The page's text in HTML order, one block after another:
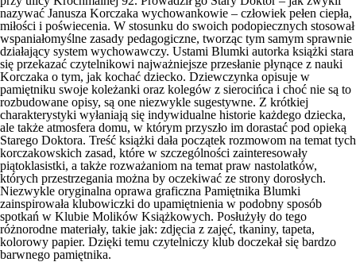
nazywać Janusza Korczaka wychowankowie – człowiek pełen ciepła,
miłości i poświecenia. W stosunku do swoich podopiecznych stosował
wspaniałomyślne zasady pedagogiczne, tworząc tym samym sprawnie
działający system wychowawczy. Ustami Blumki autorka książki stara
się przekazać czytelnikowi najważniejsze przesłanie płynące z nauki
Korczaka o tym, jak kochać dziecko. Dziewczynka opisuje w
pamiętniku swoje koleżanki oraz kolegów z sierocińca i choć nie są to
rozbudowane opisy, są one niezwykle sugestywne. Z krótkiej
charakterystyki wyłaniają się indywidualne historie każdego dziecka,
ale także atmosfera domu, w którym przyszło im dorastać pod opieką
Starego Doktora. Treść książki dała początek rozmowom na temat tych
korczakowskich zasad, które w szczególności zainteresowały
piątoklasistki, a także rozważaniom na temat praw nastolatków,
których przestrzegania można by oczekiwać ze strony dorosłych.
Niezwykle oryginalna oprawa graficzna Pamiętnika Blumki
zainspirowała klubowiczki do upamiętnienia w podobny sposób
spotkań w Klubie Molików Książkowych. Posłużyły do tego
różnorodne materiały, takie jak: zdjęcia z zajęć, tkaniny, tapeta,
kolorowy papier. Dzięki temu czytelniczy klub doczekał się bardzo
barwnego pamiętnika.